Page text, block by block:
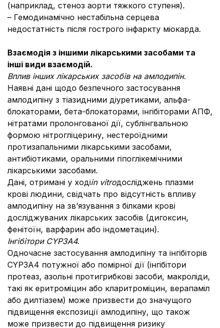
(наприклад, стеноз аорти тяжкого ступеня).
– Гемодинамічно нестабільна серцева
недостатність після гострого інфаркту міокарда.
Взаємодія з іншими лікарськими засобами та
інші види взаємодій.
Вплив інших лікарських засобів на амлодипін.
Наявні дані щодо безпечного застосування
амлодипіну з тіазидними діуретиками, альфа-
блокаторами, бета-блокаторами, інгібіторами АПФ,
нітратами пролонгованої дії, сублінгвальною
формою нітрогліцерину, нестероїдними
протизапальними лікарськими засобами,
антибіотиками, оральними гіпоглікемічними
лікарськими засобами.
Дані, отримані у ходііn vitroдосліджень плазми
крові людини, свідчать про відсутність впливу
амлодипіну на зв’язування з білками крові
досліджуваних лікарських засобів (дигоксин,
фенітоїн, варфарин або індометацин).
Інгібітори CYP3A4.
Одночасне застосування амлодипіну та інгібіторів
CYP3A4 потужної або помірної дії (інгібітори
протеаз, азольні протигрибкові засоби, макроліди,
такі як еритроміцин або кларитроміцин, верапаміл
або дилтіазем) може призвести до значущого
підвищення експозиції амлодипіну, що також
може призвести до підвищення ризику